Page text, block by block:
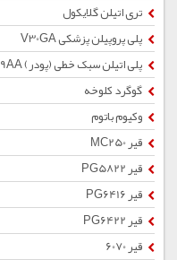
تری اتیلن گلایکول
پلی پروپیلن پزشکی V30GA
پلی اتیلن سبک خطی (پودر) 0209AA
گوگرد کلوخه
وکیوم باتوم
قیر MC250
قیر PG5822
قیر PG6416
قیر PG6422
قیر 6070